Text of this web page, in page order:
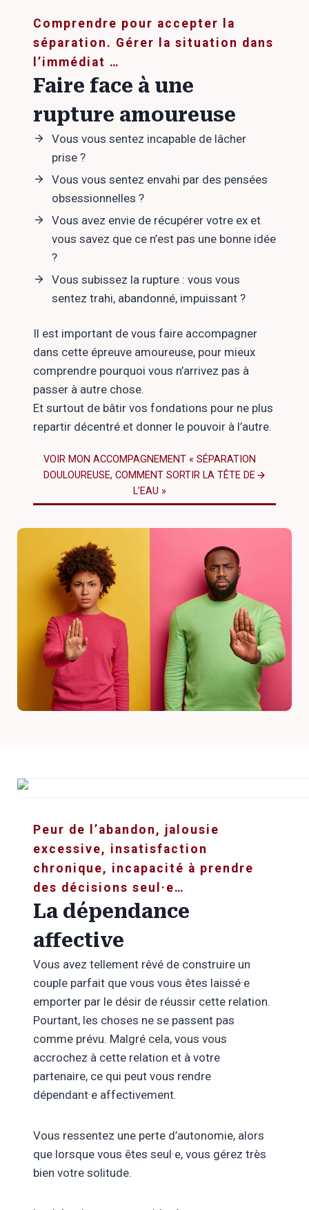
Comprendre pour accepter la
séparation. Gérer la situation dans
l’immédiat …
Faire face à une
rupture amoureuse
Vous vous sentez incapable de lâcher
prise ?
Vous vous sentez envahi par des pensées
obsessionnelles ?
Vous avez envie de récupérer votre ex et
vous savez que ce n’est pas une bonne idée
?
Vous subissez la rupture : vous vous
sentez trahi, abandonné, impuissant ?
Il est important de vous faire accompagner
dans cette épreuve amoureuse, pour mieux
comprendre pourquoi vous n’arrivez pas à
passer à autre chose.
Et surtout de bâtir vos fondations pour ne plus
repartir décentré et donner le pouvoir à l’autre.
VOIR MON ACCOMPAGNEMENT « SÉPARATION
DOULOUREUSE, COMMENT SORTIR LA TÊTE DE
L’EAU »
Peur de l’abandon, jalousie
excessive, insatisfaction
chronique, incapacité à prendre
des décisions seul·e…
La dépendance
affective
Vous avez tellement rêvé de construire un
couple parfait que vous vous êtes laissé·e
emporter par le désir de réussir cette relation.
Pourtant, les choses ne se passent pas
comme prévu. Malgré cela, vous vous
accrochez à cette relation et à votre
partenaire, ce qui peut vous rendre
dépendant·e affectivement.
Vous ressentez une perte d’autonomie, alors
que lorsque vous êtes seul·e, vous gérez très
bien votre solitude.